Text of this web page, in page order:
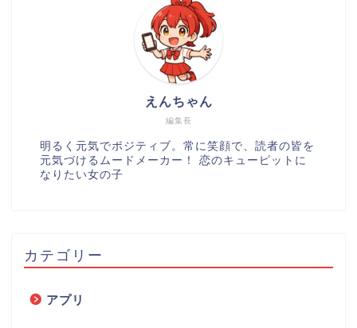
編集長
えんちゃん
明るく元気でポジティブ。常に笑顔で、読者の皆を
元気づけるムードメーカー！ 恋のキューピットに
なりたい女の子
カテゴリー
アプリ